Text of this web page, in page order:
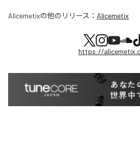
Alicemetixの他のリリース： Alicemetix
https://